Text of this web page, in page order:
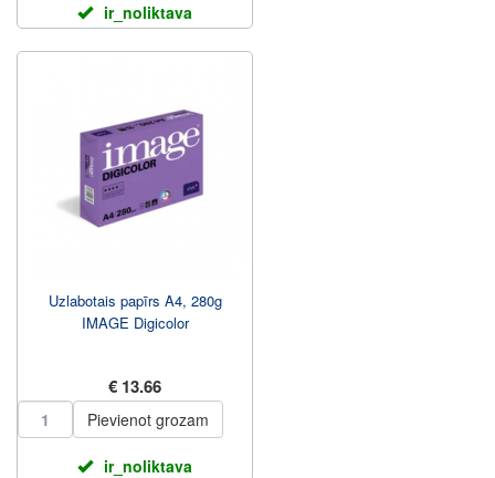
ir_noliktava
Uzlabotais papīrs A4, 280g
IMAGE Digicolor
€ 13.66
Pievienot grozam
ir_noliktava